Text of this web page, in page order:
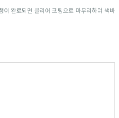
이 완료되면 클리어 코팅으로 마무리하여 색바